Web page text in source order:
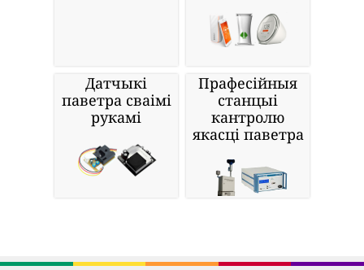
Датчыкі
паветра сваімі
рукамі
Прафесійныя
станцыі
кантролю
якасці паветра